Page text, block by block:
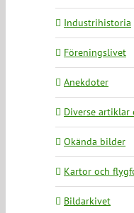
Industrihistoria
Föreningslivet
Anekdoter
Diverse artiklar
Okända bilder
Kartor och
Bildarkivet